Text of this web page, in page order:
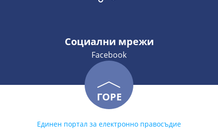
Социални мрежи
Facebook
ГОРЕ
Единен портал за електронно правосъдие